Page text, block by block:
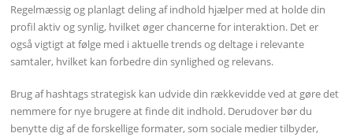
Regelmæssig og planlagt deling af indhold hjælper med at holde din
profil aktiv og synlig, hvilket øger chancerne for interaktion. Det er
også vigtigt at følge med i aktuelle trends og deltage i relevante
samtaler, hvilket kan forbedre din synlighed og relevans.
Brug af hashtags strategisk kan udvide din rækkevidde ved at gøre det
nemmere for nye brugere at finde dit indhold. Derudover bør du
benytte dig af de forskellige formater, som sociale medier tilbyder,